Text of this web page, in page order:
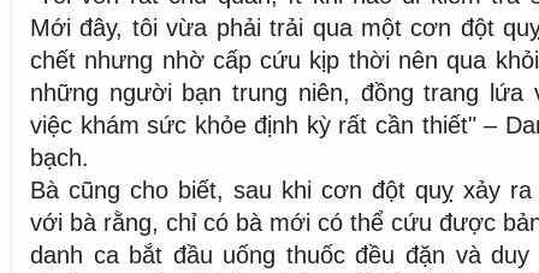
Mới đây, tôi vừa phải trải qua một cơn đột
chết nhưng nhờ cấp cứu kịp thời nên qua
những người bạn trung niên, đồng trang lứa
việc khám sức khỏe định kỳ rất cần thiết" –
bạch.
Bà cũng cho biết, sau khi cơn đột quỵ xảy
với bà rằng, chỉ có bà mới có thể cứu được
danh ca bắt đầu uống thuốc đều đặn và